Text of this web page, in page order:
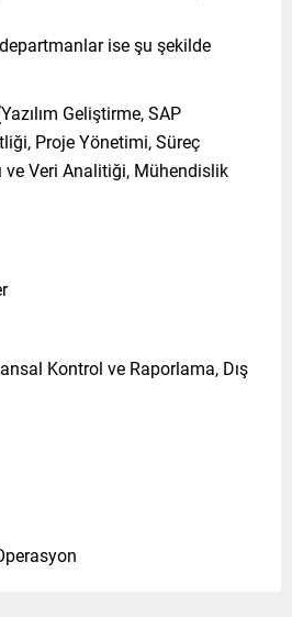
ise şu şekilde
Geliştirme, SAP
Proje Yönetimi, Süreç
ve Veri Analitiği, Mühendislik
Kontrol ve Raporlama, Dış